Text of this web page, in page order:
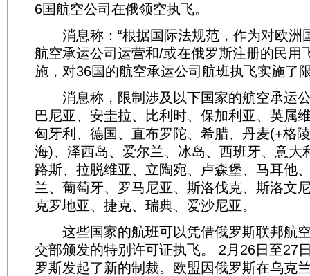
6国航空公司在俄领空执飞。
消息称：“根据国际法规范，作为对欧洲
航空承运公司运营和/或在俄罗斯注册的民用
施，对36国的航空承运公司航班执飞实施了
消息称，限制涉及以下国家的航空承运
巴尼亚、安圭拉、比利时、保加利亚、英属
匈牙利、德国、直布罗陀、希腊、丹麦(+格
海)、泽西岛、爱尔兰、冰岛、西班牙、意大
路斯、拉脱维亚、立陶宛、卢森堡、马耳他
兰、葡萄牙、罗马尼亚、斯洛伐克、斯洛文
克罗地亚、捷克、瑞典、爱沙尼亚。
这些国家的航班可以凭借俄罗斯联邦航
交部颁发的特别许可证执飞。 2月26日至27
罗斯发起了新的制裁。欧盟因俄罗斯在乌克